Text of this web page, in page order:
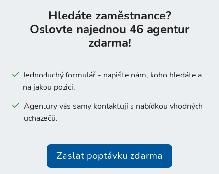
Hledáte zaměstnance?
Oslovte najednou 46 agentur
zdarma!
Jednoduchý formulář - napište nám, koho hledáte a
na jakou pozici.
Agentury vás samy kontaktují s nabídkou vhodných
uchazečů.
Zaslat poptávku zdarma